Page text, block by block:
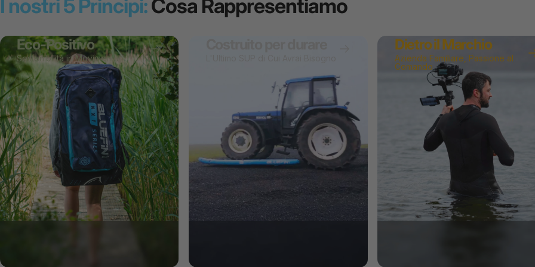
I nostri 5 Principi:Cosa Rappresentiamo
Eco-Positivo
Sostenibilità in Movimento
Dietro il Marchio
Azienda Familiare, Passione al
Comando